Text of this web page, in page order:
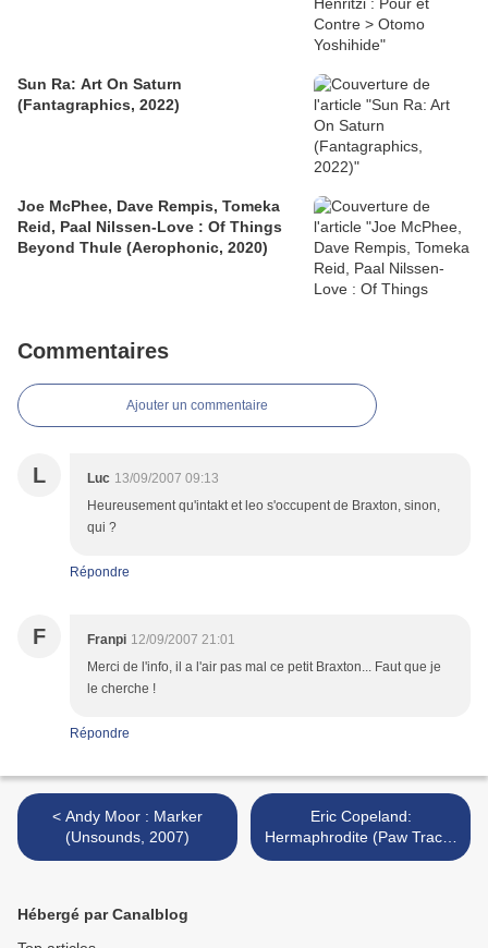
Sun Ra: Art On Saturn
(Fantagraphics, 2022)
Joe McPhee, Dave Rempis, Tomeka
Reid, Paal Nilssen-Love : Of Things
Beyond Thule (Aerophonic, 2020)
Commentaires
Ajouter un commentaire
L Luc 13/09/2007 09:13
Heureusement qu'intakt et leo s'occupent de Braxton, sinon,
qui ?
Répondre
F Franpi 12/09/2007 21:01
Merci de l'info, il a l'air pas mal ce petit Braxton... Faut que je
le cherche !
Répondre
< Andy Moor : Marker
(Unsounds, 2007)
Eric Copeland:
Hermaphrodite (Paw Tracks
– 2007) >
Hébergé par Canalblog